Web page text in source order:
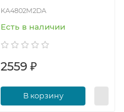
KA4802M2DA
Есть в наличии
2559 ₽
В корзину